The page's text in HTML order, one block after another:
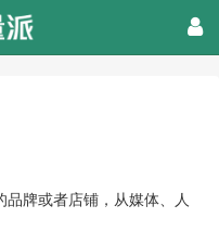
牌或者店铺，从媒体、人